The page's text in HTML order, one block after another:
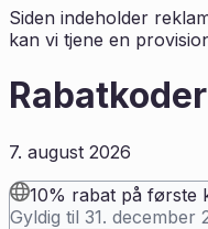
Siden indeholder
kan vi tjene en
7. august 2026
10% rabat på første
Gyldig til 31. december